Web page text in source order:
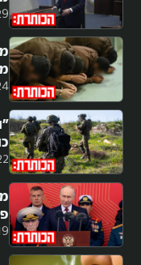
29
24
7 באוקטובר
22
19